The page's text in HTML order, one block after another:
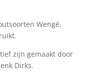
Wengé,
zijn gemaakt door
Dirks.